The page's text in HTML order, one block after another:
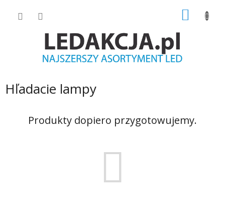
Hľadacie lampy
Produkty dopiero przygotowujemy.